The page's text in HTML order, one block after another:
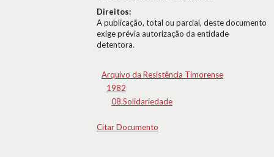
Direitos:
A publicação, total ou parcial, deste documento
exige prévia autorização da entidade
detentora.
Arquivo da Resistência Timorense
1982
08.Solidariedade
Citar Documento